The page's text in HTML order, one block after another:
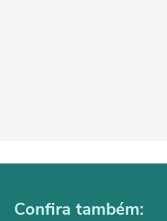
Confira também: